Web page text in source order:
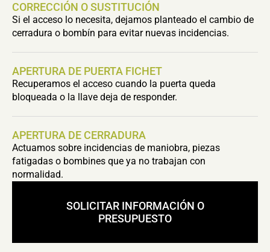
CORRECCIÓN O SUSTITUCIÓN
Si el acceso lo necesita, dejamos planteado el cambio de
cerradura o bombín para evitar nuevas incidencias.
APERTURA DE PUERTA FICHET
Recuperamos el acceso cuando la puerta queda
bloqueada o la llave deja de responder.
APERTURA DE CERRADURA
Actuamos sobre incidencias de maniobra, piezas
fatigadas o bombines que ya no trabajan con
normalidad.
SOLICITAR INFORMACIÓN O
PRESUPUESTO